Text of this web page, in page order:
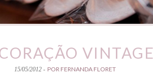
15/05/2012 - POR FERNANDA FLORET